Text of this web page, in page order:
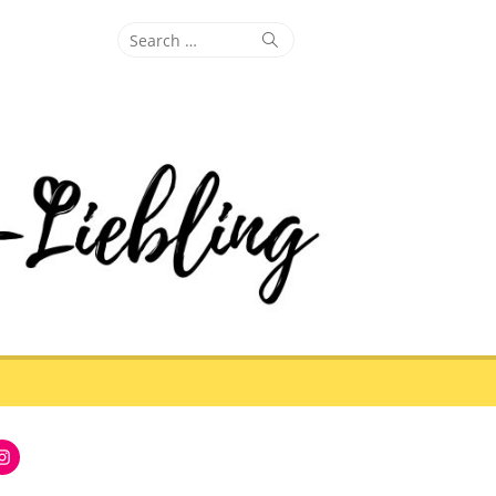
Search
Search
Instagram